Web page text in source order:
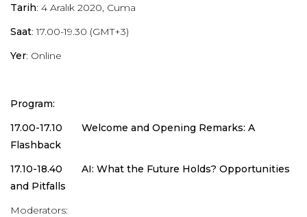
Tarih: 4 Aralık 2020, Cuma
Saat: 17.00-19.30 (GMT+3)
Yer: Online
Program:
17.00-17.10 Welcome and Opening Remarks: A
Flashback
17.10-18.40 AI: What the Future Holds? Opportunities
and Pitfalls
Moderators: